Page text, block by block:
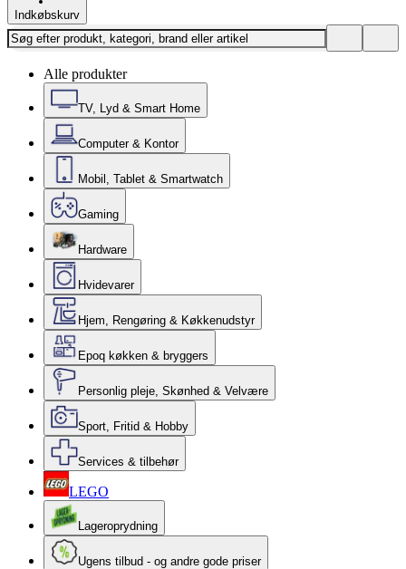
Indkøbskurv
Alle produkter
TV, Lyd & Smart Home
Computer & Kontor
Mobil, Tablet & Smartwatch
Gaming
Hardware
Hvidevarer
Hjem, Rengøring & Køkkenudstyr
Epoq køkken & bryggers
Personlig pleje, Skønhed & Velvære
Sport, Fritid & Hobby
Services & tilbehør
LEGO
Lageroprydning
Ugens tilbud - og andre gode priser